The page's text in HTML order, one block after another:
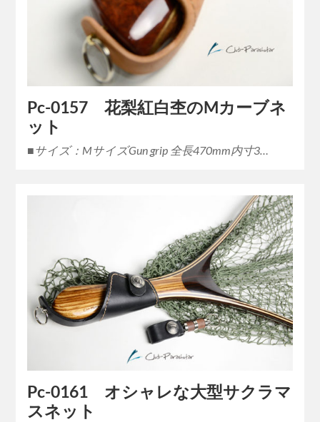
Pc-0157 花梨紅白杢のMカーブネ
ット
■サイズ：MサイズGun grip 全長470mm内寸3…
Pc-0161 オシャレな大型サクラマ
スネット